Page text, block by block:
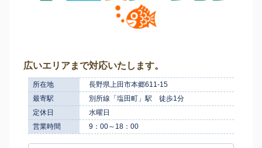
広いエリアまで対応いたします。
所在地
長野県上田市本郷611-15
最寄駅
別所線「塩田町」駅 徒歩1分
定休日
水曜日
営業時間
9：00～18：00